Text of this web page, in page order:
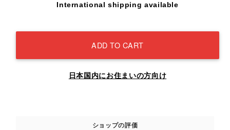
International shipping available
ADD TO CART
日本国内にお住まいの方向け
ショップの評価